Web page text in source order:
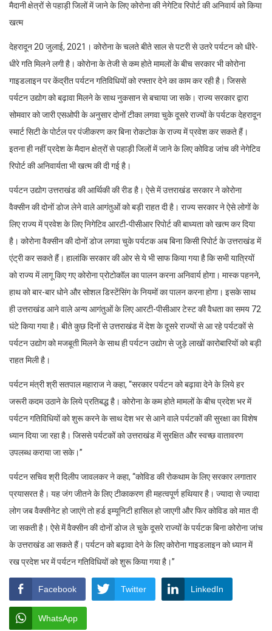
मैदानी क्षेत्रों से पहाड़ी जिलों में जाने के लिए कोरोना की नेगेटिव रिपोर्ट की अनिवार्य को किया
खत्म
देहरादून 20 जुलाई, 2021। कोरोना के चलते बीते साल से पटरी से उतरे पर्यटन को धीरे-
धीरे गति मिलने लगी है। कोरोना के तेजी से कम होते मामलों के बीच सरकार भी कोरोना
गाइडलाइन पर केंद्रीत पर्यटन गतिविधियों को रफ्तार देने का काम कर रही है। जिससे
पर्यटन उद्योग को बढ़ावा मिलने के साथ नुकसान से बचाया जा सके। राज्य सरकार द्वारा
सोमवार को जारी एसओपी के अनुसार दोनों टीका लगवा चुके दूसरे राज्यों के पर्यटक देहरादून
स्मार्ट सिटी के पोर्टल पर पंजीकरण कर बिना रोकटोक के राज्य में प्रवेश कर सकते हैं।
इतना ही नहीं प्रदेश के मैदान क्षेत्रों से पहाड़ी जिलों में जाने के लिए कोविड जांच की नेगेटिव
रिपोर्ट की अनिवार्यता भी खत्म की दी गई है।
पर्यटन उद्योग उत्तराखंड की आर्थिकी की रीड है। ऐसे में उत्तराखंड सरकार ने कोरोना
वैक्सीन की दोनों डोज लेने वाले आगंतुओं को बड़ी राहत दी है। राज्य सरकार ने ऐसे लोगों के
लिए राज्य में प्रवेश के लिए निगेटिव आरटी-पीसीआर रिपोर्ट की बाध्यता को खत्म कर दिया
है। कोरोना वैक्सीन की दोनों डोज लगवा चुके पर्यटक अब बिना किसी रिपोर्ट के उत्तराखंड में
एंट्री कर सकते हैं। हालांकि सरकार की ओर से ये भी साफ किया गया है कि सभी यात्रियों
को राज्य में लागू किए गए कोरोना प्रोटोकॉल का पालन करना अनिवार्य होगा। मास्क पहनने,
हाथ को बार-बार धोने और सोशल डिस्टेंसिंग के नियमों का पालन करना होगा। इसके साथ
ही उत्तराखंड आने वाले अन्य आगंतुओं के लिए आरटी-पीसीआर टेस्ट की वैधता का समय 72
घंटे किया गया है। बीते कुछ दिनों से उत्तराखंड में देश के दूसरे राज्यों से आ रहे पर्यटकों से
पर्यटन उद्योग को मजबूती मिलने के साथ ही पर्यटन उद्योग से जुड़े लाखों कारोबारियों को बड़ी
राहत मिली है।
पर्यटन मंत्री श्री सतपाल महाराज ने कहा, “सरकार पर्यटन को बढ़ावा देने के लिये हर
जरूरी कदम उठाने के लिये प्रतिबद्ध है। कोरोना के कम होते मामलों के बीच प्रदेश भर में
पर्यटन गतिविधियों को शुरू करने के साथ देश भर से आने वाले पर्यटकों की सुरक्षा का विशेष
ध्यान दिया जा रहा है। जिससे पर्यटकों को उत्तराखंड में सुरक्षित और स्वच्छ वातावरण
उपलब्ध कराया जा सके।”
पर्यटन सचिव श्री दिलीप जावलकर ने कहा, ‘‘कोविड की रोकथाम के लिए सरकार लगातार
प्रयासरत है। यह जंग जीतने के लिए टीकाकरण ही महत्वपूर्ण हथियार है। ज्यादा से ज्यादा
लोग जब वैक्सीनेट हो जाएंगे तो हर्ड इम्यूनिटी हासिल हो जाएगी और फिर कोविड को मात दी
जा सकती है। ऐसे में वैक्सीन की दोनों डोज ले चुके दूसरे राज्यों के पर्यटक बिना कोरोना जांच
के उत्तराखंड आ सकते हैं। पर्यटन को बढ़ावा देने के लिए कोरोना गाइडलाइन को ध्यान में
रख प्रदेश भर में पर्यटन गतिविधियों को शुरू किया गया है।’’
Facebook Twitter LinkedIn
WhatsApp